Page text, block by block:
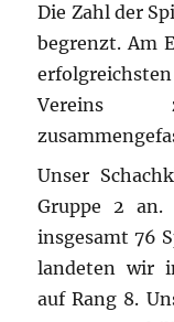
Die Zahl der
begrenzt. Am
Vereins
Unser
Gruppe 2
insgesamt 76
landeten wir
auf Rang 8.